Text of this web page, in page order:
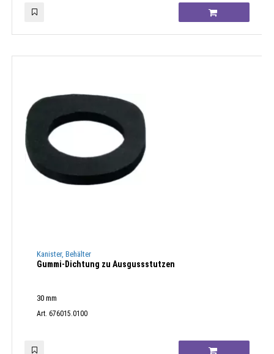
Kanister, Behälter
Gummi-Dichtung zu Ausgussstutzen
30 mm
Art. 676015.0100